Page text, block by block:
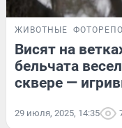
ЖИВОТНЫЕ
Висят на
бельчата
сквере —
29 июля, 2025, 14:35